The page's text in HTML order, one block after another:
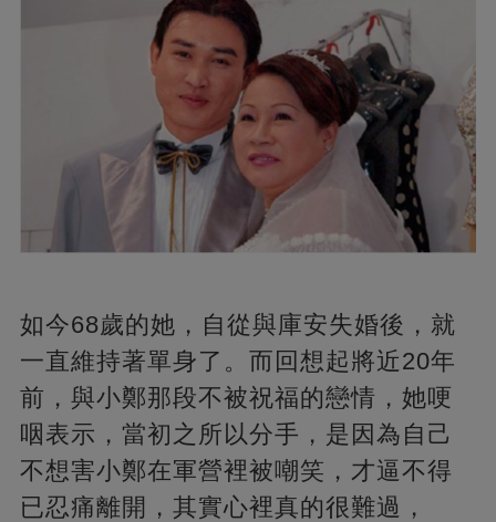
如今68歲的她，自從與庫安失婚後，就
一直維持著單身了。而回想起將近20年
前，與小鄭那段不被祝福的戀情，她哽
咽表示，當初之所以分手，是因為自己
不想害小鄭在軍營裡被嘲笑，才逼不得
已忍痛離開，其實心裡真的很難過，